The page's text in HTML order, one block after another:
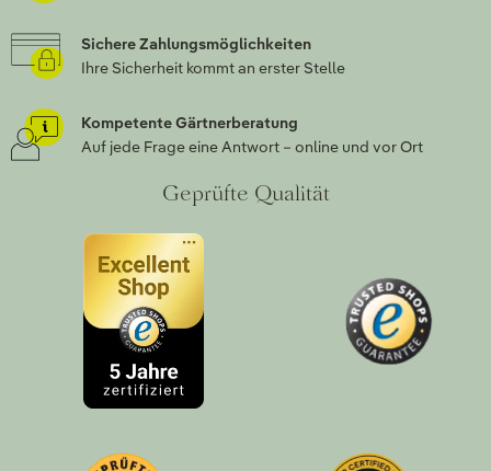
Sichere Zahlungsmöglichkeiten
Ihre Sicherheit kommt an erster Stelle
Kompetente Gärtnerberatung
Auf jede Frage eine Antwort – online und vor Ort
Geprüfte Qualität